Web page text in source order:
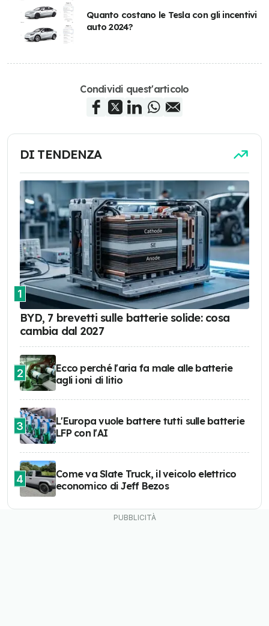
Quanto costano le Tesla con gli incentivi
auto 2024?
Condividi quest'articolo
DI TENDENZA
1
BYD, 7 brevetti sulle batterie solide: cosa
cambia dal 2027
2
Ecco perché l'aria fa male alle batterie
agli ioni di litio
3
L'Europa vuole battere tutti sulle batterie
LFP con l'AI
4
Come va Slate Truck, il veicolo elettrico
economico di Jeff Bezos